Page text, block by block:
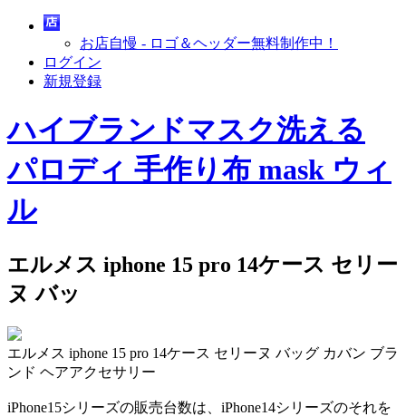
お店自慢 - ロゴ＆ヘッダー無料制作中！
ログイン
新規登録
ハイブランドマスク洗える
パロディ 手作り布 mask ウィ
ル
エルメス iphone 15 pro 14ケース セリー
ヌ バッ
エルメス iphone 15 pro 14ケース セリーヌ バッグ カバン ブラ
ンド ヘアアクセサリー
iPhone15シリーズの販売台数は、iPhone14シリーズのそれを